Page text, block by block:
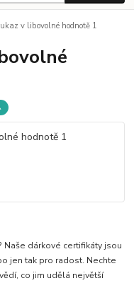
v libovolné hodnotě 1
dárkové certifikáty jsou
jen tak pro radost. Nechte
co jim udělá největší